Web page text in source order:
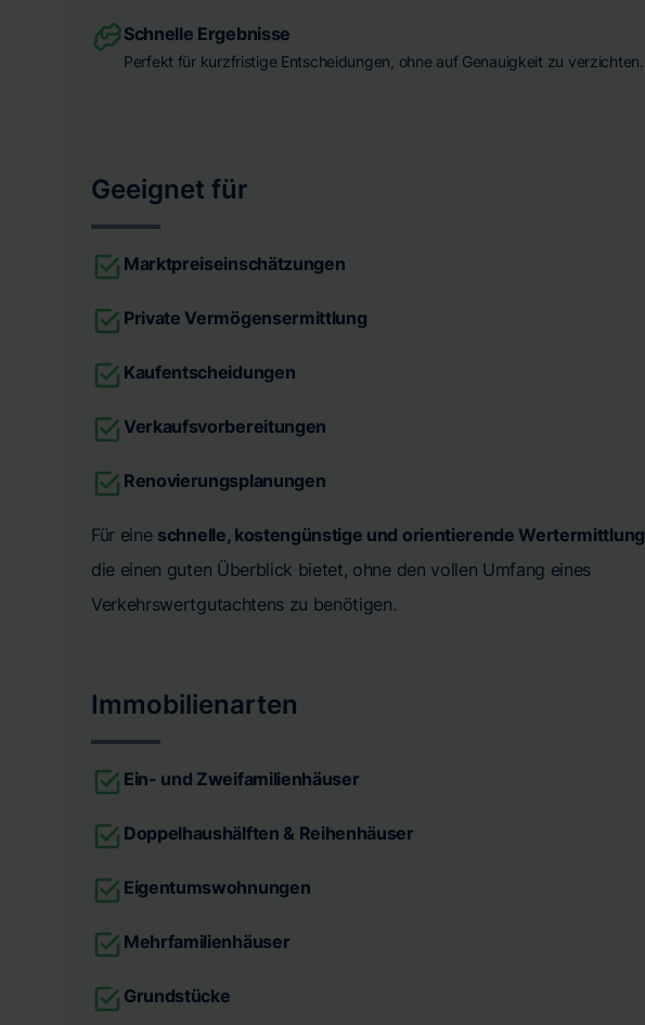
Schnelle Ergebnisse
Perfekt für kurzfristige Entscheidungen, ohne auf Genauigkeit zu verzichten.
Geeignet für
Marktpreiseinschätzungen
Private Vermögensermittlung
Kaufentscheidungen
Verkaufsvorbereitungen
Renovierungsplanungen
Für eine schnelle, kostengünstige und orientierende Wertermittlung
die einen guten Überblick bietet, ohne den vollen Umfang eines
Verkehrswertgutachtens zu benötigen.
Immobilienarten
Ein- und Zweifamilienhäuser
Doppelhaushälften & Reihenhäuser
Eigentumswohnungen
Mehrfamilienhäuser
Grundstücke